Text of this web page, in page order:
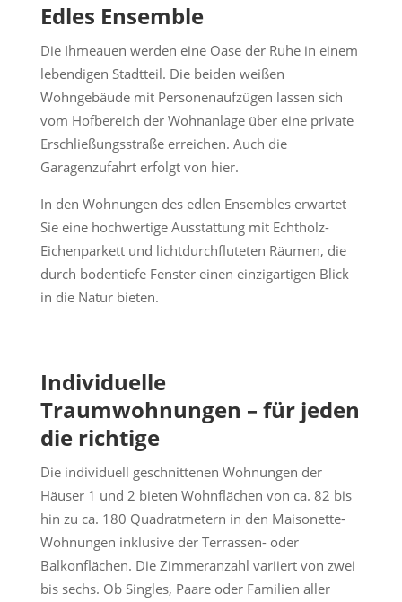
Edles Ensemble
Die Ihmeauen werden eine Oase der Ruhe in einem
lebendigen Stadtteil. Die beiden weißen
Wohngebäude mit Personenaufzügen lassen sich
vom Hofbereich der Wohnanlage über eine private
Erschließungsstraße erreichen. Auch die
Garagenzufahrt erfolgt von hier.
In den Wohnungen des edlen Ensembles erwartet
Sie eine hochwertige Ausstattung mit Echtholz-
Eichenparkett und lichtdurchfluteten Räumen, die
durch bodentiefe Fenster einen einzigartigen Blick
in die Natur bieten.
Individuelle
Traumwohnungen – für jeden
die richtige
Die individuell geschnittenen Wohnungen der
Häuser 1 und 2 bieten Wohnflächen von ca. 82 bis
hin zu ca. 180 Quadratmetern in den Maisonette-
Wohnungen inklusive der Terrassen- oder
Balkonflächen. Die Zimmeranzahl variiert von zwei
bis sechs. Ob Singles, Paare oder Familien aller